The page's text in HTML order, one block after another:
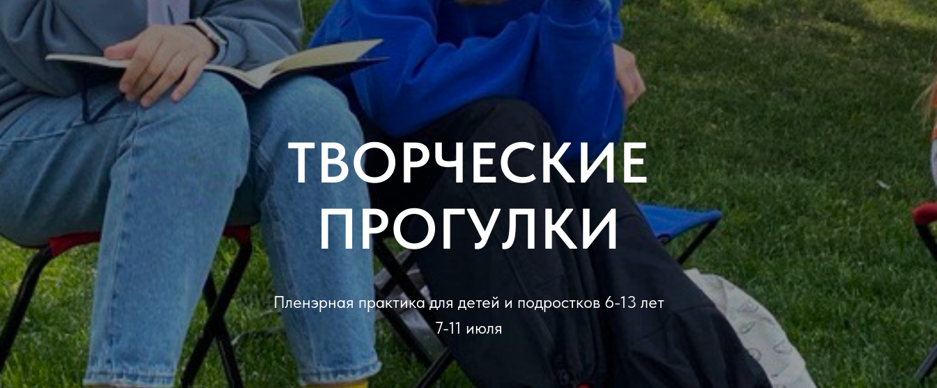
ТВОРЧЕСКИЕ
ПРОГУЛКИ
Пленэрная практика для детей и подростков 6-13 лет
7-11 июля